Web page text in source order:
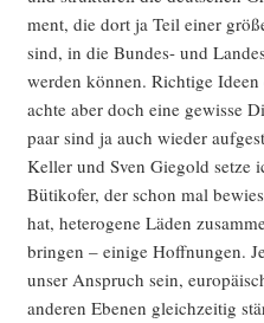
ment, die dort ja Teil einer
sind, in die Bun­des- und
wer­den kön­nen. Rich­ti­ge
ach­te aber doch eine gewis­se
paar sind ja auch wie­der
Kel­ler und Sven Gie­gold set­ze
Büti­ko­fer, der schon mal
hat, hete­ro­ge­ne Läden
brin­gen – eini­ge Hoff­nun­gen.
unser Anspruch sein,
ande­ren Ebe­nen gleich­zei­tig